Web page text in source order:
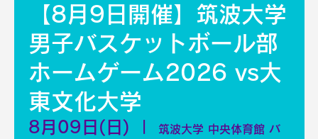
【8月9日開催】筑波大学
男子バスケットボール部
ホームゲーム2026 vs大
東文化大学
8月09日(日)
筑波大学 中央体育館 バ